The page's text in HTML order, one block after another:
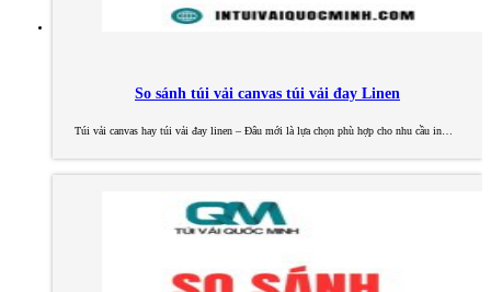
So sánh túi vải canvas túi vải đay Linen
Túi vải canvas hay túi vải đay linen – Đâu mới là lựa chọn phù hợp cho nhu cầu in…